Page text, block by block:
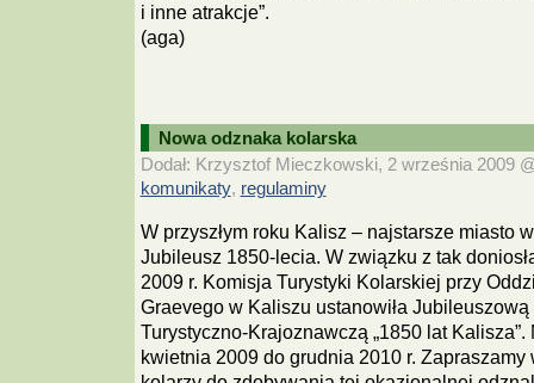
i inne atrakcje”.
(aga)
Nowa odznaka kolarska
Dodał: Krzysztof Mieczkowski, 2 września 2009
komunikaty, regulaminy
W przyszłym roku Kalisz – najstarsze miasto
Jubileusz 1850-lecia. W związku z tak
2009 r. Komisja Turystyki Kolarskiej przy
Graevego w Kaliszu ustanowiła
Turystyczno-Krajoznawczą „1850 lat
kwietnia 2009 do grudnia 2010 r. Zapraszamy